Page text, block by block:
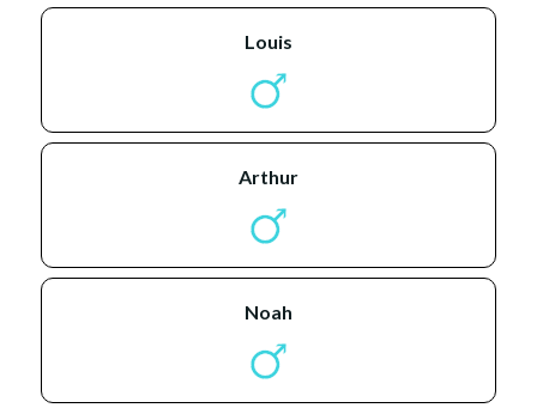
louis
arthur
noah